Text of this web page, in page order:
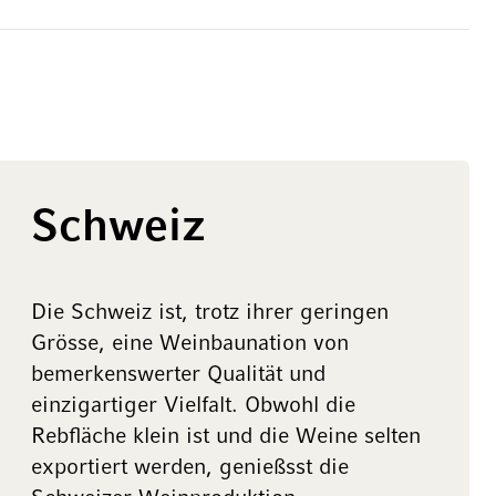
Schweiz
Die Schweiz ist, trotz ihrer geringen
Grösse, eine Weinbaunation von
bemerkenswerter Qualität und
einzigartiger Vielfalt. Obwohl die
Rebfläche klein ist und die Weine selten
exportiert werden, genießsst die